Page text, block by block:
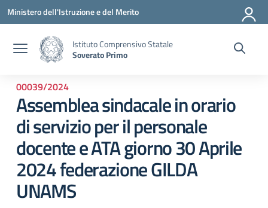
Vai ai contenuti
Vai al menu di navigazione
Vai al footer
Ministero dell'Istruzione e del Merito
Istituto Comprensivo Statale
Soverato Primo
00039/2024
Assemblea sindacale in orario
di servizio per il personale
docente e ATA giorno 30 Aprile
2024 federazione GILDA
UNAMS